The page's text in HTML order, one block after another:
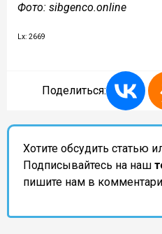
Фото: sibgenco.online
Lx: 2669
Поделиться:
Хотите обсудить статью
Подписывайтесь на наш
пишите нам в